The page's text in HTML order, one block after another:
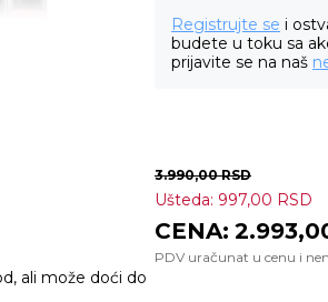
Registrujte se i
budete u toku sa
prijavite se na naš
3.990,00RSD
Ušteda: 997,00 RSD
ali može doći do